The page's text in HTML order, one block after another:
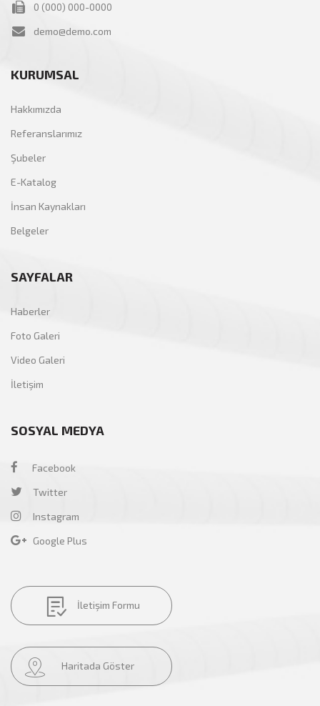
0 (000) 000-0000
demo@demo.com
KURUMSAL
Hakkımızda
Referanslarımız
Şubeler
E-Katalog
İnsan Kaynakları
Belgeler
SAYFALAR
Haberler
Foto Galeri
Video Galeri
İletişim
SOSYAL MEDYA
Facebook
Twitter
Instagram
Google Plus
İletişim Formu
Haritada Göster